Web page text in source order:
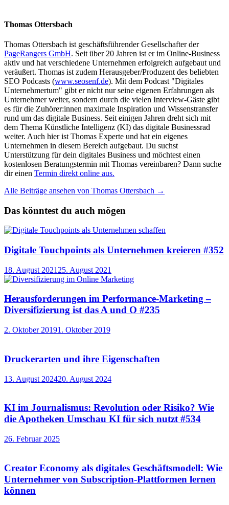
Thomas Ottersbach
Thomas Ottersbach ist geschäftsführender Gesellschafter der
PageRangers GmbH. Seit über 20 Jahren ist er im Online-Business
aktiv und hat verschiedene Unternehmen erfolgreich aufgebaut und
veräußert. Thomas ist zudem Herausgeber/Produzent des beliebten
SEO Podcasts (www.seosenf.de). Mit dem Podcast "Digitales
Unternehmertum" gibt er nicht nur seine eigenen Erfahrungen als
Unternehmer weiter, sondern durch die vielen Interview-Gäste gibt
es für die Zuhörer:innen maximale Inspiration und Wissenstransfer
rund um das digitale Business. Seit einigen Jahren dreht sich mit
dem Thema Künstliche Intelligenz (KI) das digitale Businessrad
weiter. Auch hier ist Thomas Experte und hat ein eigenes
Unternehmen in diesem Bereich aufgebaut. Du suchst
Unterstützung für dein digitales Business und möchtest einen
kostenlosen Beratungstermin mit Thomas vereinbaren? Dann suche
dir einen Termin direkt online aus.
Alle Beiträge ansehen von Thomas Ottersbach →
Das könntest du auch mögen
Digitale Touchpoints als Unternehmen kreieren #352
18. August 2021 25. August 2021
Herausforderungen im Performance-Marketing –
Diversifizierung ist das A und O #235
2. Oktober 20191. Oktober 2019
Druckerarten und ihre Eigenschaften
13. August 202420. August 2024
KI im Journalismus: Revolution oder Risiko? Wie
die Apotheken Umschau KI für sich nutzt #534
26. Februar 2025
Creator Economy als digitales Geschäftsmodell: Wie
Unternehmer von Subscription-Plattformen lernen
können